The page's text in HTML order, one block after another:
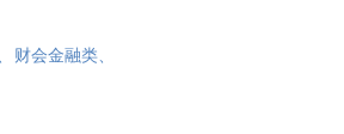
财会金融类、